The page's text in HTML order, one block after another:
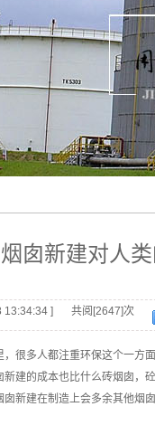
囱新建对人
13:34:34 ] 共阅[2647]次
很多人都注重环保这个一方
建的成本也比什么砖烟囱，
新建在制造上会多余其他烟囱